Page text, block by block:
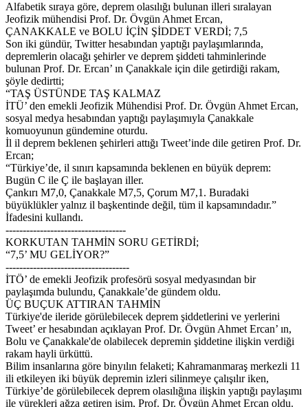
Alfabetik sıraya göre, deprem olasılığı bulunan illeri sıralayan
Jeofizik mühendisi Prof. Dr. Övgün Ahmet Ercan,
ÇANAKKALE ve BOLU İÇİN ŞİDDET VERDİ; 7,5
Son iki gündür, Twitter hesabından yaptığı paylaşımlarında,
depremlerin olacağı şehirler ve deprem şiddeti tahminlerinde
bulunan Prof. Dr. Ercan’ ın Çanakkale için dile getirdiği rakam,
şöyle dedirtti;
“TAŞ ÜSTÜNDE TAŞ KALMAZ
İTÜ’ den emekli Jeofizik Mühendisi Prof. Dr. Övgün Ahmet Ercan,
sosyal medya hesabından yaptığı paylaşımıyla Çanakkale
komuoyunun gündemine oturdu.
İl il deprem beklenen şehirleri attığı Tweet’inde dile getiren Prof. Dr.
Ercan;
“Türkiye’de, il sınırı kapsamında beklenen en büyük deprem:
Bugün C ile Ç ile başlayan iller.
Çankırı M7,0, Çanakkale M7,5, Çorum M7,1. Buradaki
büyüklükler yalnız il başkentinde değil, tüm il kapsamındadır.”
İfadesini kullandı.
-----------------------------------
KORKUTAN TAHMİN SORU GETİRDİ;
“7,5’ MU GELİYOR?”
------------------------------------
İTÖ’ de emekli Jeofizik profesörü sosyal medyasından bir
paylaşımda bulundu, Çanakkale’de gündem oldu.
ÜÇ BUÇUK ATTIRAN TAHMİN
Türkiye'de ileride görülebilecek deprem şiddetlerini ve yerlerini
Tweet’ er hesabından açıklayan Prof. Dr. Övgün Ahmet Ercan’ ın,
Bolu ve Çanakkale'de olabilecek depremin şiddetine ilişkin verdiği
rakam hayli ürküttü.
Bilim insanlarına göre binyılın felaketi; Kahramanmaraş merkezli 11
ili etkileyen iki büyük depremin izleri silinmeye çalışılır iken,
Türkiye’de görülebilecek deprem olasılığına ilişkin yaptığı paylaşımı
ile yürekleri ağza getiren isim, Prof. Dr. Övgün Ahmet Ercan oldu.